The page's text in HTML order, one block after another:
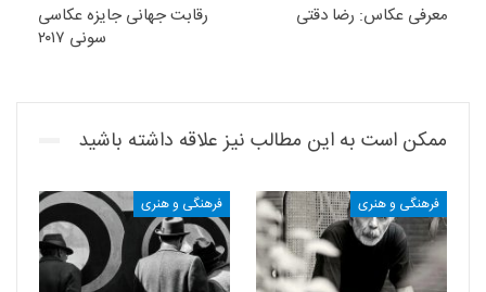
معرفی عکاس: رضا دقتی
رقابت جهانی جایزه عکاسی
سونی ۲۰۱۷
ممکن است به این مطالب نیز علاقه داشته باشید
فرهنگی و هنری فرهنگی و هنری